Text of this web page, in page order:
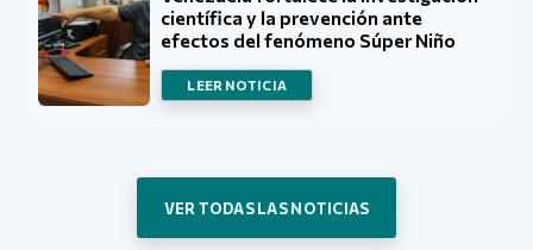
científica y la prevención ante
efectos del fenómeno Súper Niño
LEER NOTICIA
VER TODAS LAS NOTICIAS